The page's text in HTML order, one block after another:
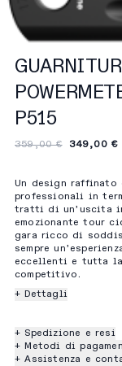
P515
359,00 € 349,00 €
Un design raffinato
professionali in
tratti di un’uscita
emozionante tour
gara ricco di
sempre
eccellenti e tutta
competitivo.
+ Dettagli
+ Spedizione e resi
+ Metodi di
+ Assistenza e